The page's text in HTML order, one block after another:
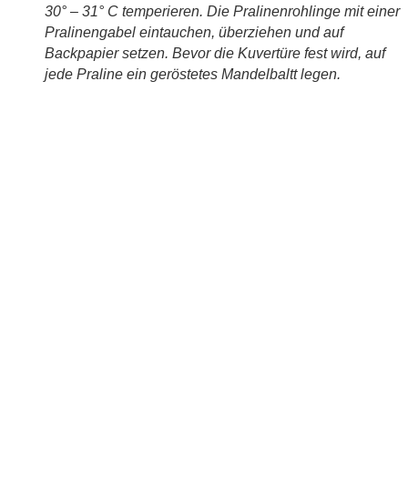
30° – 31° C temperieren. Die Pralinenrohlinge mit einer
Pralinengabel eintauchen, überziehen und auf
Backpapier setzen. Bevor die Kuvertüre fest wird, auf
jede Praline ein geröstetes Mandelbaltt legen.